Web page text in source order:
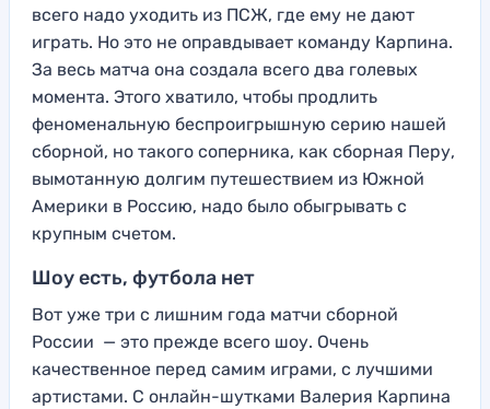
всего надо уходить из ПСЖ, где ему не дают
играть. Но это не оправдывает команду Карпина.
За весь матча она создала всего два голевых
момента. Этого хватило, чтобы продлить
феноменальную беспроигрышную серию нашей
сборной, но такого соперника, как сборная Перу,
вымотанную долгим путешествием из Южной
Америки в Россию, надо было обыгрывать с
крупным счетом.
Шоу есть, футбола нет
Вот уже три с лишним года матчи сборной
России — это прежде всего шоу. Очень
качественное перед самим играми, с лучшими
артистами. С онлайн-шутками Валерия Карпина